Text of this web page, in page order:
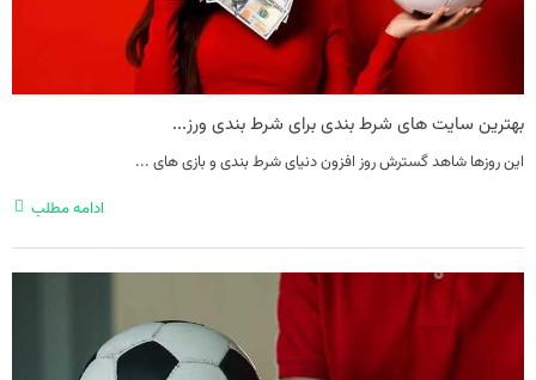
بهترین سایت های شرط بندی برای شرط بندی ورز...
این روزها شاهد گسترش روز افزون دنیای شرط بندی و بازی های ...
ادامه مطلب